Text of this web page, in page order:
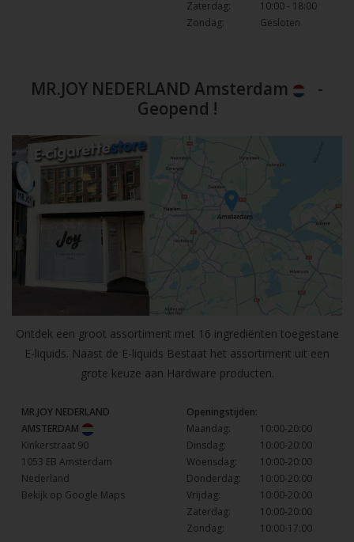
Zaterdag:
10:00 - 18:00
Zondag:
Gesloten
MR.JOY NEDERLAND Amsterdam
-
Geopend !
Ontdek een groot assortiment met 16 ingrediënten toegestane
E-liquids. Naast de E-liquids Bestaat het assortiment uit een
grote keuze aan Hardware producten.
MR.JOY NEDERLAND
AMSTERDAM
Kinkerstraat 90
1053 EB Amsterdam
Nederland
Bekijk op Google Maps
Openingstijden:
Maandag:
10:00-20:00
Dinsdag:
10:00-20:00
Woensdag:
10:00-20:00
Donderdag:
10:00-20:00
Vrijdag:
10:00-20:00
Zaterdag:
10:00-20:00
Zondag:
10:00-17:00